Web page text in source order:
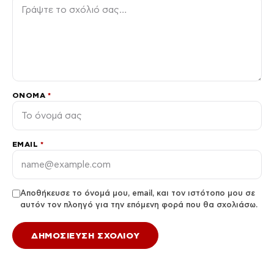
ΌΝΟΜΑ *
EMAIL *
Αποθήκευσε το όνομά μου, email, και τον ιστότοπο μου σε
αυτόν τον πλοηγό για την επόμενη φορά που θα σχολιάσω.